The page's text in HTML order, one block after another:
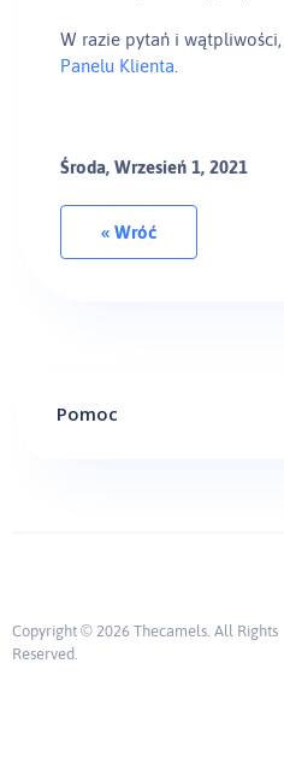
W razie pytań i
Panelu Klienta
Środa, Wrzesień 1, 2021
« Wróć
Pomoc
Copyright © 2026 Thecamels. All Rights
Reserved.